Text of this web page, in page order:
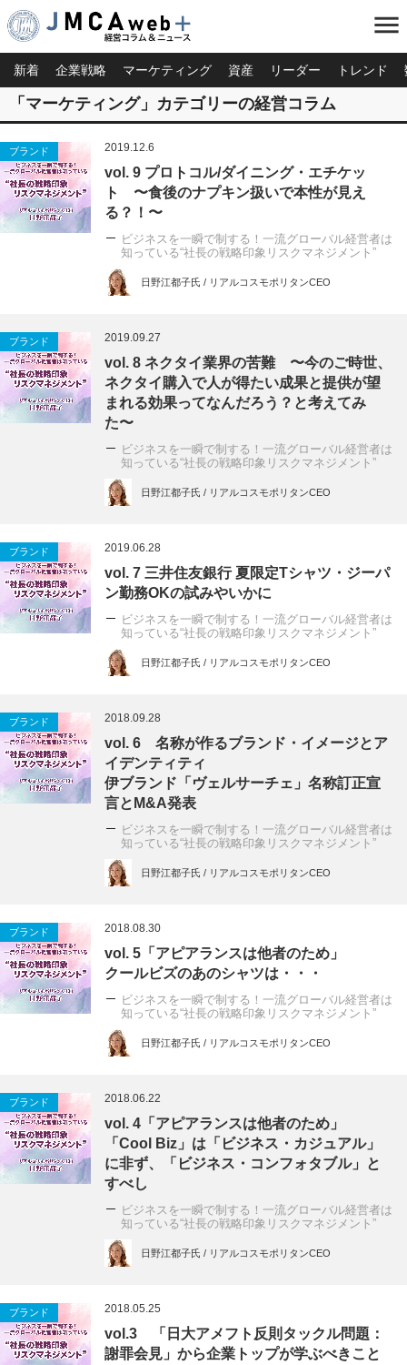
menu
新着 企業戦略 マーケティング 資産 リーダー トレンド
「マーケティング」カテゴリーの経営コラム
ブランド 2019.12.6
vol. 9 プロトコル/ダイニング・エチケッ
ト 〜食後のナプキン扱いで本性が見え
る？！〜
ビジネスを一瞬で制する！一流グローバル経営者は
知っている“社長の戦略印象リスクマネジメント”
日野江都子氏 / リアルコスモポリタンCEO
ブランド 2019.09.27
vol. 8 ネクタイ業界の苦難 〜今のご時世、
ネクタイ購入で人が得たい成果と提供が望
まれる効果ってなんだろう？と考えてみ
た〜
ビジネスを一瞬で制する！一流グローバル経営者は
知っている“社長の戦略印象リスクマネジメント”
日野江都子氏 / リアルコスモポリタンCEO
ブランド 2019.06.28
vol. 7 三井住友銀行 夏限定Tシャツ・ジーパ
ン勤務OKの試みやいかに
ビジネスを一瞬で制する！一流グローバル経営者は
知っている“社長の戦略印象リスクマネジメント”
日野江都子氏 / リアルコスモポリタンCEO
ブランド 2018.09.28
vol. 6 名称が作るブランド・イメージとア
イデンティティ
伊ブランド「ヴェルサーチェ」名称訂正宣
言とM&A発表
ビジネスを一瞬で制する！一流グローバル経営者は
知っている“社長の戦略印象リスクマネジメント”
日野江都子氏 / リアルコスモポリタンCEO
ブランド 2018.08.30
vol. 5「アピアランスは他者のため」
クールビズのあのシャツは・・・
ビジネスを一瞬で制する！一流グローバル経営者は
知っている“社長の戦略印象リスクマネジメント”
日野江都子氏 / リアルコスモポリタンCEO
ブランド 2018.06.22
vol. 4「アピアランスは他者のため」
「Cool Biz」は「ビジネス・カジュアル」
に非ず、「ビジネス・コンフォタブル」と
すべし
ビジネスを一瞬で制する！一流グローバル経営者は
知っている“社長の戦略印象リスクマネジメント”
日野江都子氏 / リアルコスモポリタンCEO
ブランド 2018.05.25
vol.3 「日大アメフト反則タックル問題：
謝罪会見」から企業トップが学ぶべきこと